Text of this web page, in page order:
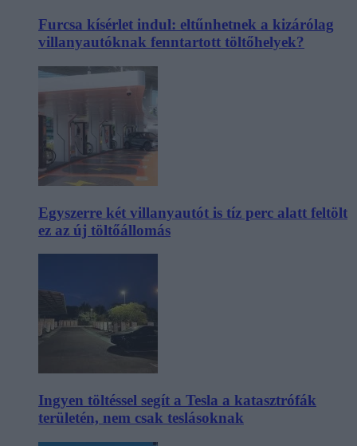
Furcsa kísérlet indul: eltűnhetnek a kizárólag
villanyautóknak fenntartott töltőhelyek?
Egyszerre két villanyautót is tíz perc alatt feltölt
ez az új töltőállomás
Ingyen töltéssel segít a Tesla a katasztrófák
területén, nem csak teslásoknak